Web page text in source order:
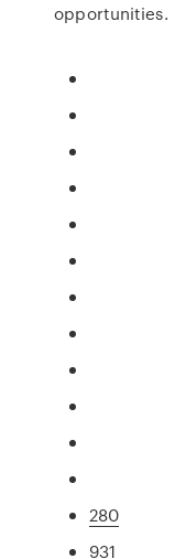
opportunities.
280
931